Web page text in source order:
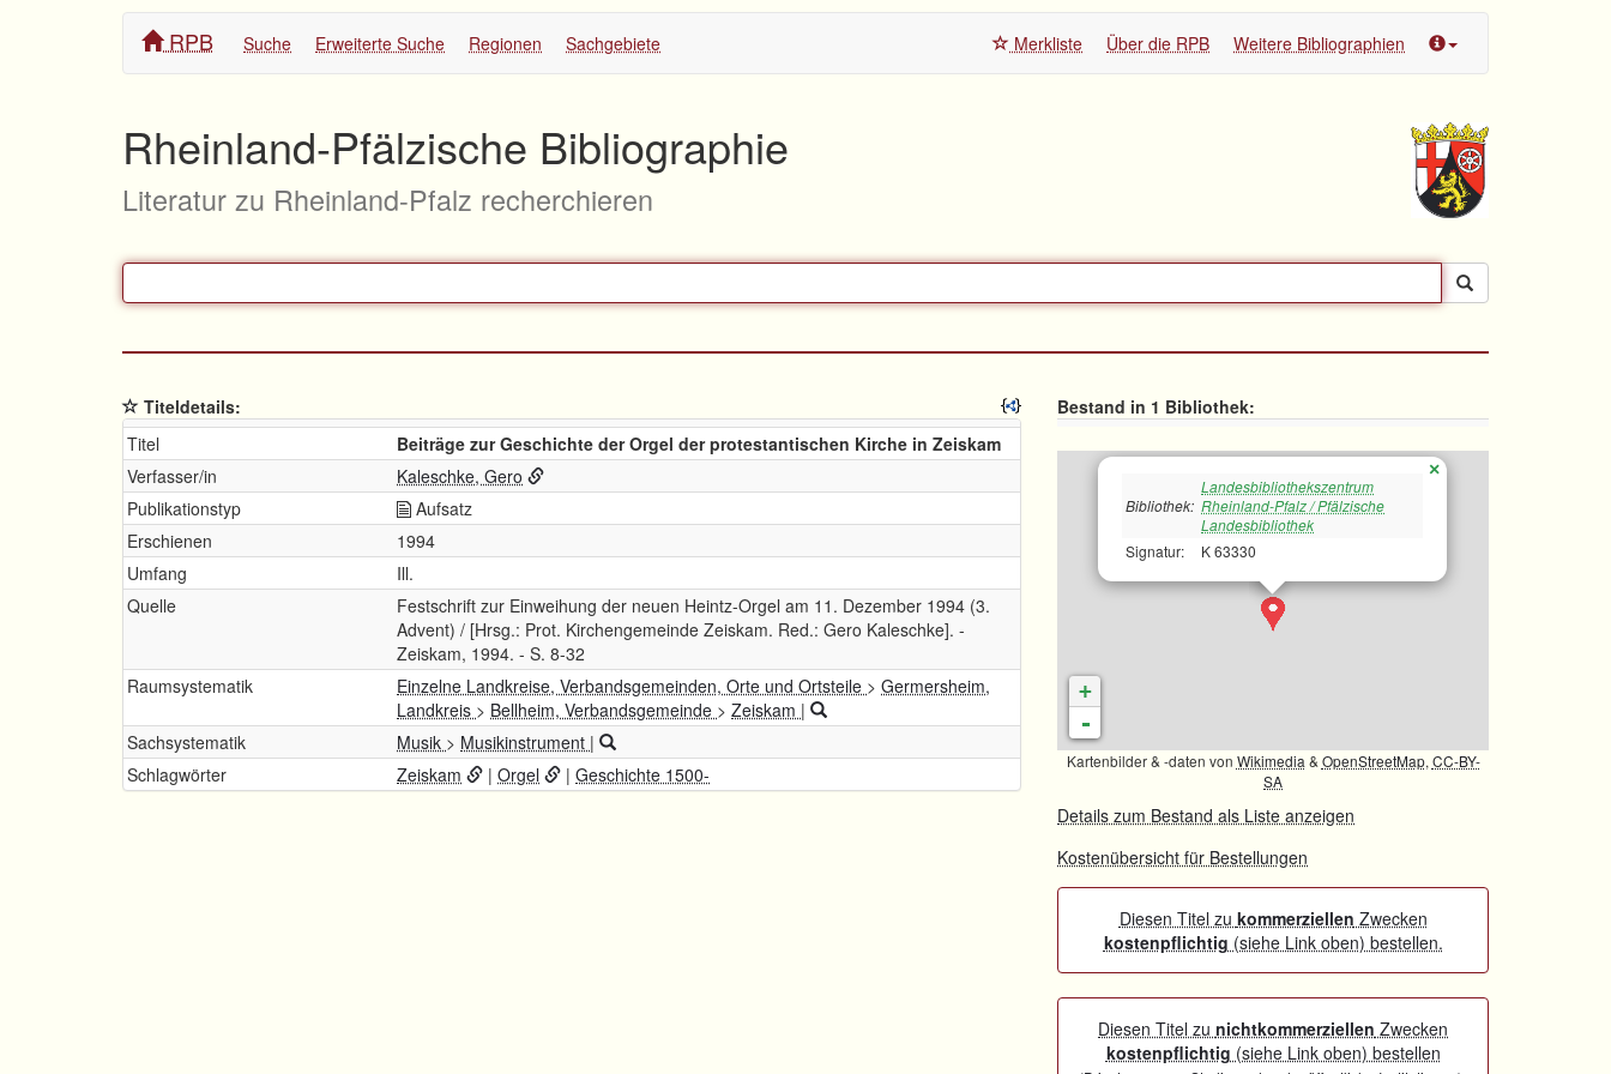
RPB Suche Erweiterte Suche Regionen Sachgebiete Merkliste Über die RPB Weitere Bibliographien
Rheinland-Pfälzische Bibliographie
Literatur zu Rheinland-Pfalz recherchieren
Titeldetails:
Titel
Beiträge zur Geschichte der Orgel der protestantischen Kirche in Zeiskam
Verfasser/in
Kaleschke, Gero
Publikationstyp
Aufsatz
Erschienen
1994
Umfang
Ill.
Quelle
Festschrift zur Einweihung der neuen Heintz-Orgel am 11. Dezember 1994 (3.
Advent) / [Hrsg.: Prot. Kirchengemeinde Zeiskam. Red.: Gero Kaleschke]. -
Zeiskam, 1994. - S. 8-32
Raumsystematik
Einzelne Landkreise, Verbandsgemeinden, Orte und Ortsteile > Germersheim,
Landkreis > Bellheim, Verbandsgemeinde > Zeiskam |
Sachsystematik
Musik > Musikinstrument |
Schlagwörter
Zeiskam | Orgel | Geschichte 1500-
Bestand in 1 Bibliothek:
×
Bibliothek:
Landesbibliothekszentrum
Rheinland-Pfalz / Pfälzische
Landesbibliothek
Signatur:
K 63330
+
-
Kartenbilder & -daten von Wikimedia & OpenStreetMap, CC-BY-
SA
Details zum Bestand als Liste anzeigen
Kostenübersicht für Bestellungen
Diesen Titel zu kommerziellen Zwecken
kostenpflichtig (siehe Link oben) bestellen.
Diesen Titel zu nichtkommerziellen Zwecken
kostenpflichtig (siehe Link oben) bestellen